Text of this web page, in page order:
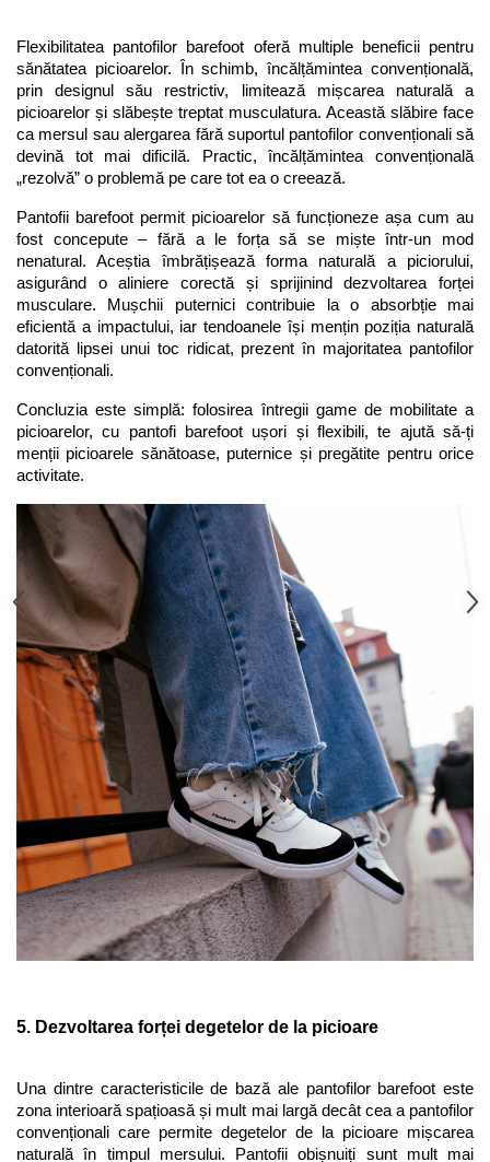
Flexibilitatea pantofilor barefoot oferă multiple beneficii pentru
sănătatea picioarelor. În schimb, încălțămintea convențională,
prin designul său restrictiv, limitează mișcarea naturală a
picioarelor și slăbește treptat musculatura. Această slăbire face
ca mersul sau alergarea fără suportul pantofilor convenționali să
devină tot mai dificilă. Practic, încălțămintea convențională
„rezolvă” o problemă pe care tot ea o creează.
Pantofii barefoot permit picioarelor să funcționeze așa cum au
fost concepute – fără a le forța să se miște într-un mod
nenatural. Aceștia îmbrățișează forma naturală a piciorului,
asigurând o aliniere corectă și sprijinind dezvoltarea forței
musculare. Mușchii puternici contribuie la o absorbție mai
eficientă a impactului, iar tendoanele își mențin poziția naturală
datorită lipsei unui toc ridicat, prezent în majoritatea pantofilor
convenționali.
Concluzia este simplă: folosirea întregii game de mobilitate a
picioarelor, cu pantofi barefoot ușori și flexibili, te ajută să-ți
menții picioarele sănătoase, puternice și pregătite pentru orice
activitate.
5. Dezvoltarea forței degetelor de la picioare
Una dintre caracteristicile de bază ale pantofilor barefoot este
zona interioară spațioasă și mult mai largă decât cea a pantofilor
convenționali care permite degetelor de la picioare mișcarea
naturală în timpul mersului. Pantofii obișnuiți sunt mult mai